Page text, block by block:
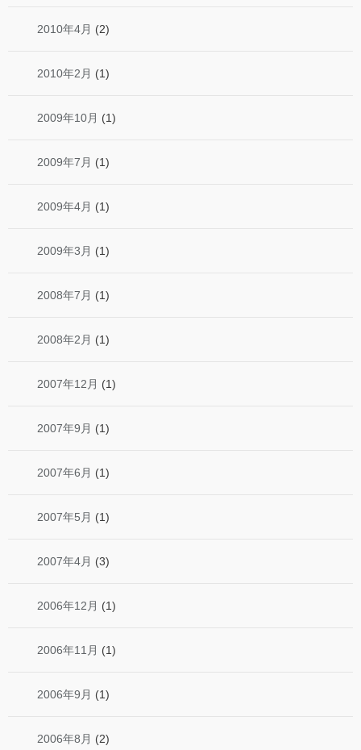
2010年4月 (2)
2010年2月 (1)
2009年10月 (1)
2009年7月 (1)
2009年4月 (1)
2009年3月 (1)
2008年7月 (1)
2008年2月 (1)
2007年12月 (1)
2007年9月 (1)
2007年6月 (1)
2007年5月 (1)
2007年4月 (3)
2006年12月 (1)
2006年11月 (1)
2006年9月 (1)
2006年8月 (2)